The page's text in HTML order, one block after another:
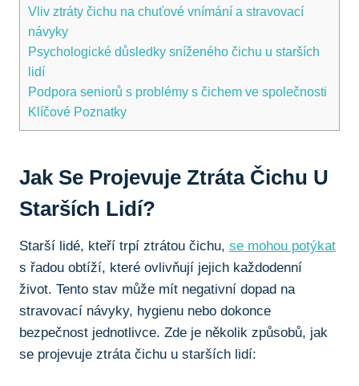
Vliv ztráty čichu⁣ na chuťové vnímání a ‍stravovací
návyky
Psychologické důsledky sníženého čichu ⁤u starších
lidí
Podpora‍ seniorů s problémy s čichem ve společnosti
Klíčové ​Poznatky
Jak ⁢se‍ Projevuje⁣ Ztráta Čichu U‌
Starších ⁢lidí?
Starší lidé,⁤ kteří​ trpí‌ ztrátou čichu, se mohou potýkat
‍s řadou ‍obtíží,⁢ které⁤ ovlivňují ⁢jejich‌ každodenní
život. Tento ‌stav může mít negativní dopad na
stravovací návyky, hygienu nebo dokonce
bezpečnost jednotlivce. Zde je několik způsobů, jak
se​ projevuje ztráta čichu‍ u starších lidí: